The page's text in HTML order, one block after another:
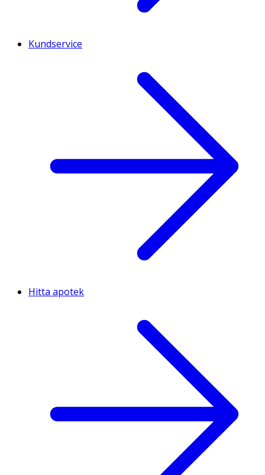
Kundservice
Hitta apotek